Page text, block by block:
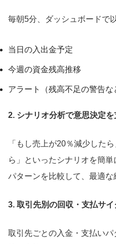
毎朝5分、ダッシュボードで
当日の入出金予定
今週の資金残高推移
アラート（残高不足の警告な
2. シナリオ分析で意思決定を
「もし売上が20％減少した
ら」といったシナリオを簡
パターンを比較して、最適な
3. 取引先別の回収・支払サイ
取引先ごとの入金・支払い